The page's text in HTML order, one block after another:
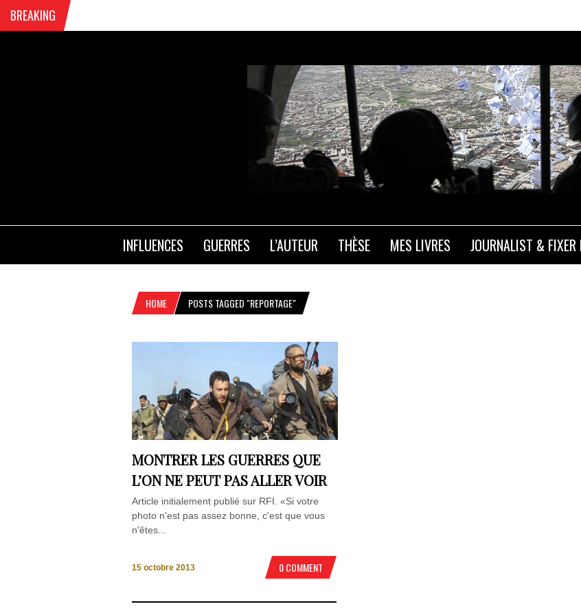
BREAKING
INFLUENCES GUERRES L’AUTEUR THÈSE MES LIVRES JOURNALIST &
HOME POSTS TAGGED "REPORTAGE"
MONTRER LES GUERRES QUE
L’ON NE PEUT PAS ALLER VOIR
Article initialement publié sur RFI. «Si votre
photo n'est pas assez bonne, c'est que vous
n'êtes...
15 octobre 2013 0 COMMENT